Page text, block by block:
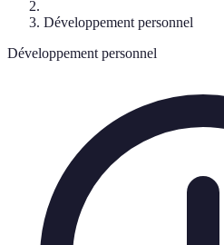
Développement personnel
Développement personnel